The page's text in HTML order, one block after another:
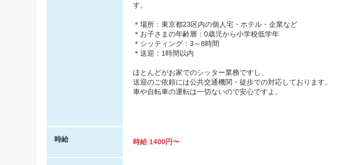
す。
＊場所：東京都23区内の個人宅・ホテル・企業など
＊お子さまの年齢層：0歳児から小学校低学年
＊シッティング：3～8時間
＊送迎：1時間以内
ほとんどがお家でのシッター業務ですし、
送迎のご依頼には公共交通機関・徒歩での対応しております。
車や自転車の運転は一切ないので安心ですよ。
時給 時給 1400円〜